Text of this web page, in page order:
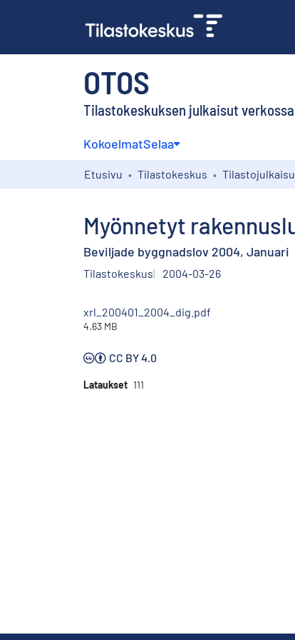
OTOS
Tilastokeskuksen julkaisut verkossa
KokoelmatSelaa
Etusivu Tilastokeskus
Myönnetyt
Beviljade byggnadslov 2004, Januari
Tilastokeskus 2004-03-26
xrl_200401_2004_dig.pdf
4.63 MB
CC BY 4.0
Lataukset 111